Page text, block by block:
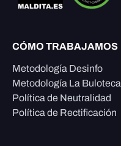
CÓMO TRABAJAMOS
Metodología Desinfo
Metodología La Buloteca
Política de Neutralidad
Política de Rectificación